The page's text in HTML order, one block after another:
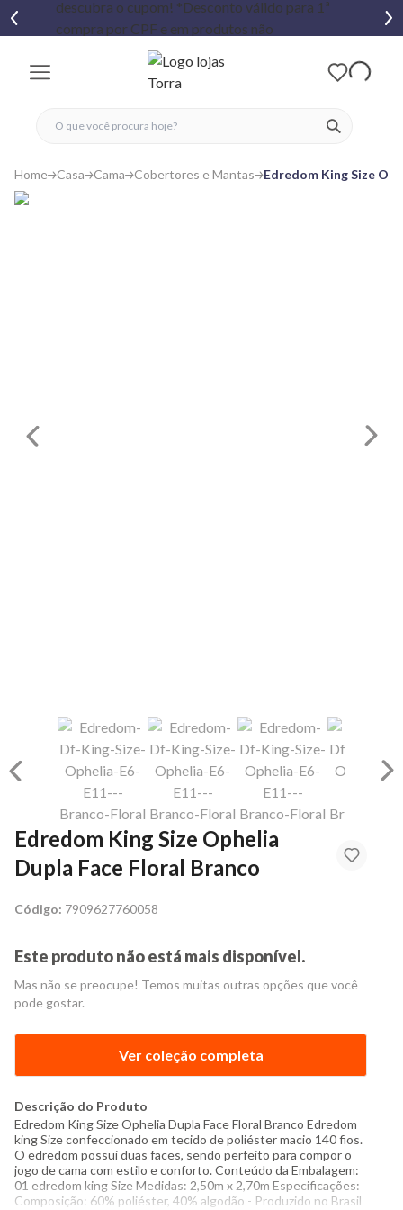
ver
fechar menu
fechar menu
favoritos
Home Casa Cama Cobertores e Mantas Edredom King Size
Edredom King Size Ophelia
Dupla Face Floral Branco
Código: 7909627760058
Este produto não está mais disponível.
Mas não se preocupe! Temos muitas outras opções que você
pode gostar.
Ver coleção completa
Descrição do Produto
Edredom King Size Ophelia Dupla Face Floral Branco Edredom
king Size confeccionado em tecido de poliéster macio 140 fios.
O edredom possui duas faces, sendo perfeito para compor o
jogo de cama com estilo e conforto. Conteúdo da Embalagem:
01 edredom king Size Medidas: 2,50m x 2,70m Especificações:
Composição: 60% poliéster, 40% algodão - Produzido no Brasil